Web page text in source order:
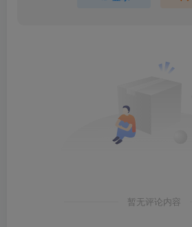
暂无评论内容